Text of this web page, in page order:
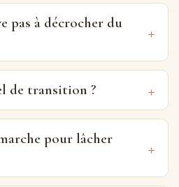
pas à décrocher du
de transition ?
pour lâcher